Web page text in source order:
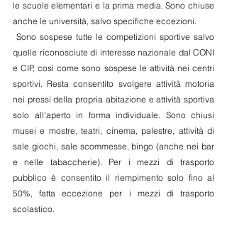
le scuole elementari e la prima media. Sono chiuse
anche le università, salvo specifiche eccezioni.
quelle riconosciute di interesse nazionale dal CONI
e CIP, così come sono sospese le attività nei centri
sportivi. Resta consentito svolgere attività motoria
nei pressi della propria abitazione e attività sportiva
solo all'aperto in forma individuale. Sono chiusi
musei e mostre, teatri, cinema, palestre, attività di
sale giochi, sale scommesse, bingo (anche nei bar
e nelle tabaccherie). Per i mezzi di trasporto
pubblico è consentito il riempimento solo fino al
50%, fatta eccezione per i mezzi di trasporto
scolastico.